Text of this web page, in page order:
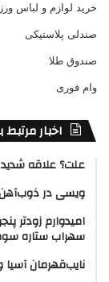
خرید لوازم و لباس
صندلی پلاستیکی
صندوق طلا
وام فوری
اخبار مرتبط
علت؟ علاقه
ویسی در
امیدوارم زودتر
سهراب ستاره
نایب‌قهرمان آسیا